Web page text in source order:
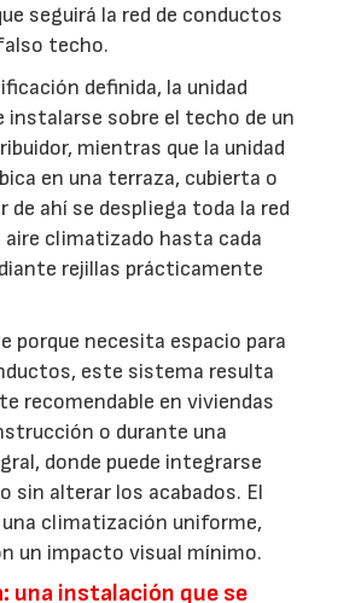
seguirá la red de conductos
techo.
definida, la unidad
instalarse sobre el techo de un
mientras que la unidad
en una terraza, cubierta o
de ahí se despliega toda la red
aire climatizado hasta cada
rejillas prácticamente
porque necesita espacio para
este sistema resulta
recomendable en viviendas
o durante una
donde puede integrarse
sin alterar los acabados. El
climatización uniforme,
un impacto visual mínimo.
una instalación que se